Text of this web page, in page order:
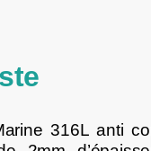
316L anti